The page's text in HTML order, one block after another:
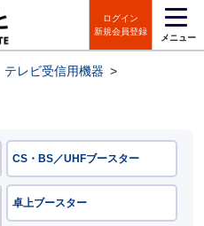
ログイン
新規会員登録
メニュー
テレビ受信用機器 >
CS・BS／UHFブースター
卓上ブースター